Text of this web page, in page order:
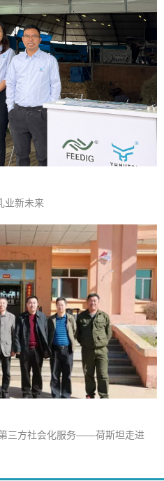
业新未来
三方社会化服务——荷斯坦走进